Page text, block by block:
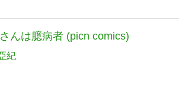
んは臆病者 (picn comics)
紀